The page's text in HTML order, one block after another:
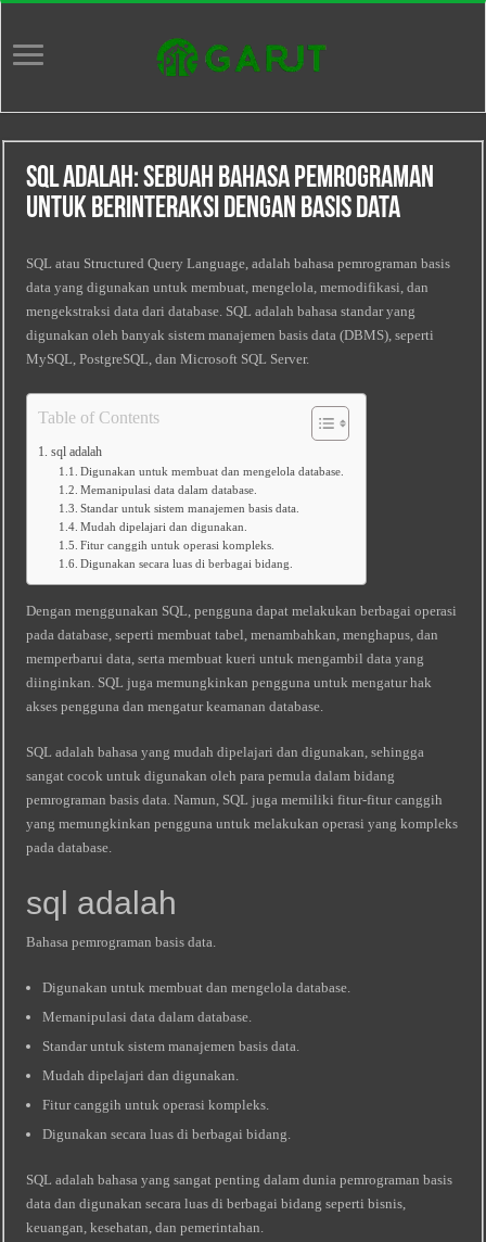
SQL Adalah: Sebuah Bahasa Pemrograman
untuk Berinteraksi dengan Basis Data
SQL atau Structured Query Language, adalah bahasa pemrograman basis
data yang digunakan untuk membuat, mengelola, memodifikasi, dan
mengekstraksi data dari database. SQL adalah bahasa standar yang
digunakan oleh banyak sistem manajemen basis data (DBMS), seperti
MySQL, PostgreSQL, dan Microsoft SQL Server.
Table of Contents
sql adalah
Digunakan untuk membuat dan mengelola database.
Memanipulasi data dalam database.
Standar untuk sistem manajemen basis data.
Mudah dipelajari dan digunakan.
Fitur canggih untuk operasi kompleks.
Digunakan secara luas di berbagai bidang.
Dengan menggunakan SQL, pengguna dapat melakukan berbagai operasi
pada database, seperti membuat tabel, menambahkan, menghapus, dan
memperbarui data, serta membuat kueri untuk mengambil data yang
diinginkan. SQL juga memungkinkan pengguna untuk mengatur hak
akses pengguna dan mengatur keamanan database.
SQL adalah bahasa yang mudah dipelajari dan digunakan, sehingga
sangat cocok untuk digunakan oleh para pemula dalam bidang
pemrograman basis data. Namun, SQL juga memiliki fitur-fitur canggih
yang memungkinkan pengguna untuk melakukan operasi yang kompleks
pada database.
sql adalah
Bahasa pemrograman basis data.
Digunakan untuk membuat dan mengelola database.
Memanipulasi data dalam database.
Standar untuk sistem manajemen basis data.
Mudah dipelajari dan digunakan.
Fitur canggih untuk operasi kompleks.
Digunakan secara luas di berbagai bidang.
SQL adalah bahasa yang sangat penting dalam dunia pemrograman basis
data dan digunakan secara luas di berbagai bidang seperti bisnis,
keuangan, kesehatan, dan pemerintahan.